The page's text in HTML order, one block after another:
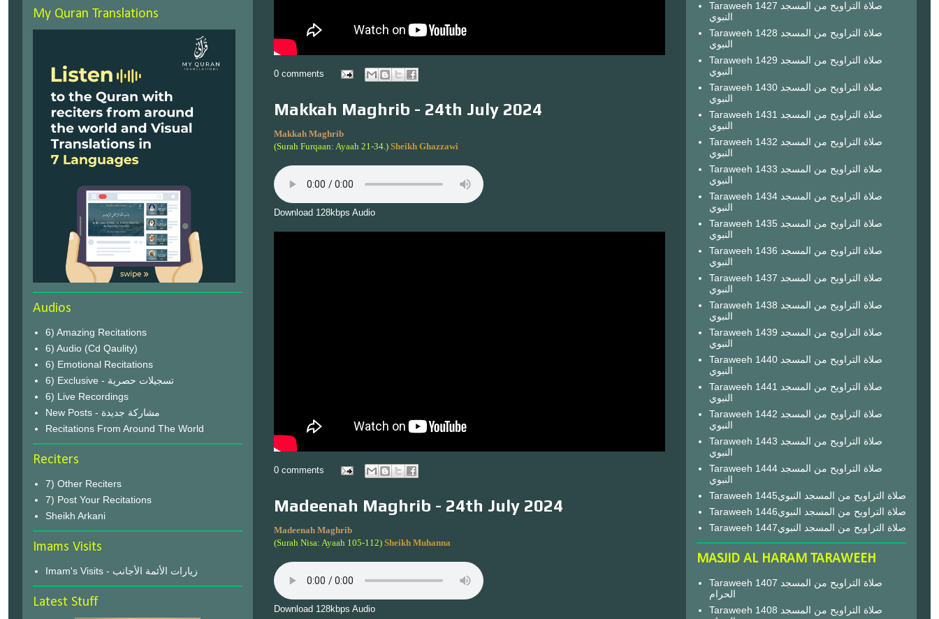
0 comments
Makkah Maghrib - 24th July 2024
Makkah Maghrib
(Surah Furqaan: Ayaah 21-34.) Sheikh Ghazzawi
Download 128kbps Audio
0 comments
Madeenah Maghrib - 24th July 2024
Madeenah Maghrib
(Surah Nisa: Ayaah 105-112) Sheikh Muhanna
Download 128kbps Audio
My Quran Translations
Audios
6) Amazing Recitations
6) Audio (Cd Qaulity)
6) Emotional Recitations
6) Exclusive - تسجيلات حصرية
6) Live Recordings
New Posts - مشاركة جديدة
Recitations From Around The World
Reciters
7) Other Reciters
7) Post Your Recitations
Sheikh Arkani
Imams Visits
Imam's Visits - زيارات الأئمة الأجانب
Latest Stuff
Taraweeh 1427 صلاة التراويح من المسجد
النبوي
Taraweeh 1428 صلاة التراويح من المسجد
النبوي
Taraweeh 1429 صلاة التراويح من المسجد
النبوي
Taraweeh 1430 صلاة التراويح من المسجد
النبوي
Taraweeh 1431 صلاة التراويح من المسجد
النبوي
Taraweeh 1432 صلاة التراويح من المسجد
النبوي
Taraweeh 1433 صلاة التراويح من المسجد
النبوي
Taraweeh 1434 صلاة التراويح من المسجد
النبوي
Taraweeh 1435 صلاة التراويح من المسجد
النبوي
Taraweeh 1436 صلاة التراويح من المسجد
النبوي
Taraweeh 1437 صلاة التراويح من المسجد
النبوي
Taraweeh 1438 صلاة التراويح من المسجد
النبوي
Taraweeh 1439 صلاة التراويح من المسجد
النبوي
Taraweeh 1440 صلاة التراويح من المسجد
النبوي
Taraweeh 1441 صلاة التراويح من المسجد
النبوي
Taraweeh 1442 صلاة التراويح من المسجد
النبوي
Taraweeh 1443 صلاة التراويح من المسجد
النبوي
Taraweeh 1444 صلاة التراويح من المسجد
النبوي
Taraweeh 1445صلاة التراويح من المسجد النبوي
Taraweeh 1446صلاة التراويح من المسجد النبوي
Taraweeh 1447صلاة التراويح من المسجد النبوي
MASJID AL HARAM TARAWEEH
Taraweeh 1407 صلاة التراويح من المسجد
الحرام
Taraweeh 1408 صلاة التراويح من المسجد